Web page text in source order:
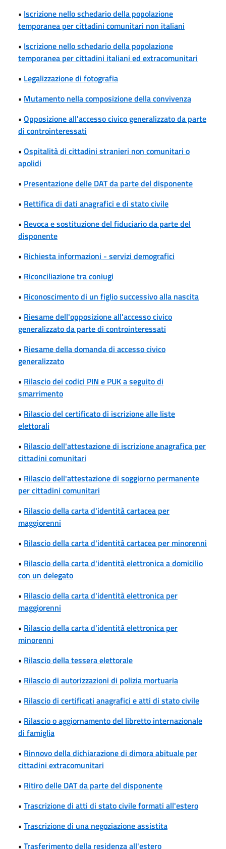
• Iscrizione nello schedario della popolazione
temporanea per cittadini comunitari non italiani
• Iscrizione nello schedario della popolazione
temporanea per cittadini italiani ed extracomunitari
• Legalizzazione di fotografia
• Mutamento nella composizione della convivenza
• Opposizione all'accesso civico generalizzato da parte
di controinteressati
• Ospitalità di cittadini stranieri non comunitari o
apolidi
• Presentazione delle DAT da parte del disponente
• Rettifica di dati anagrafici e di stato civile
• Revoca e sostituzione del fiduciario da parte del
disponente
• Richiesta informazioni - servizi demografici
• Riconciliazione tra coniugi
• Riconoscimento di un figlio successivo alla nascita
• Riesame dell'opposizione all'accesso civico
generalizzato da parte di controinteressati
• Riesame della domanda di accesso civico
generalizzato
• Rilascio dei codici PIN e PUK a seguito di
smarrimento
• Rilascio del certificato di iscrizione alle liste
elettorali
• Rilascio dell'attestazione di iscrizione anagrafica per
cittadini comunitari
• Rilascio dell'attestazione di soggiorno permanente
per cittadini comunitari
• Rilascio della carta d'identità cartacea per
maggiorenni
• Rilascio della carta d'identità cartacea per minorenni
• Rilascio della carta d'identità elettronica a domicilio
con un delegato
• Rilascio della carta d'identità elettronica per
maggiorenni
• Rilascio della carta d'identità elettronica per
minorenni
• Rilascio della tessera elettorale
• Rilascio di autorizzazioni di polizia mortuaria
• Rilascio di certificati anagrafici e atti di stato civile
• Rilascio o aggiornamento del libretto internazionale
di famiglia
• Rinnovo della dichiarazione di dimora abituale per
cittadini extracomunitari
• Ritiro delle DAT da parte del disponente
• Trascrizione di atti di stato civile formati all'estero
• Trascrizione di una negoziazione assistita
• Trasferimento della residenza all'estero